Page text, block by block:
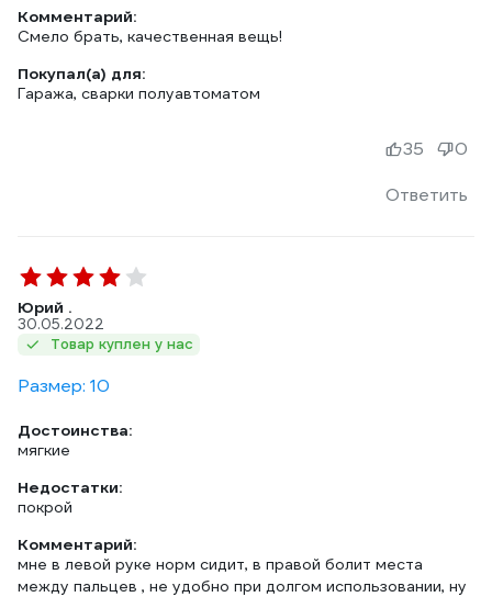
Комментарий:
Смело брать, качественная вещь!
Покупал(а) для:
Гаража, сварки полуавтоматом
Ответить
35 0
Юрий .
30.05.2022
Товар куплен у нас
Размер: 10
Достоинства:
мягкие
Недостатки:
покрой
Комментарий:
мне в левой руке норм сидит, в правой болит места
между пальцев , не удобно при долгом использовании, ну